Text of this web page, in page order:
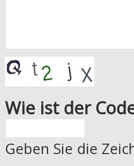
Wie ist der
Geben Sie die